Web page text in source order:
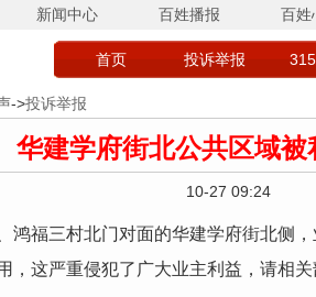
新闻中心 百姓播报 百姓
首页 投诉举报
->投诉举报
华建学府街北公共区域被
10-27 09:24
鸿福三村北门对面的华建学府街北侧
，这严重侵犯了广大业主利益，请相